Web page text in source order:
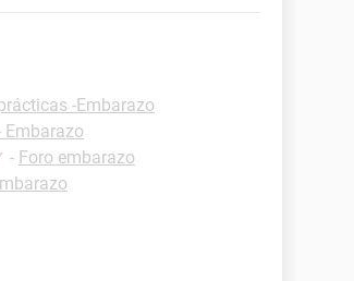
-Embarazo
Embarazo
- Foro embarazo